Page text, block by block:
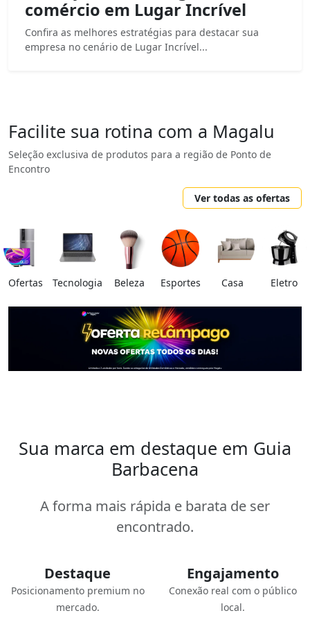
comércio em Lugar Incrível
Confira as melhores estratégias para destacar sua
empresa no cenário de Lugar Incrível...
Facilite sua rotina com a Magalu
Seleção exclusiva de produtos para a região de Ponto de
Encontro
Ver todas as ofertas
Ofertas Tecnologia Beleza Esportes Casa Eletro
Sua marca em destaque em Guia
Barbacena
A forma mais rápida e barata de ser
encontrado.
Destaque
Posicionamento premium no
mercado.
Engajamento
Conexão real com o público
local.